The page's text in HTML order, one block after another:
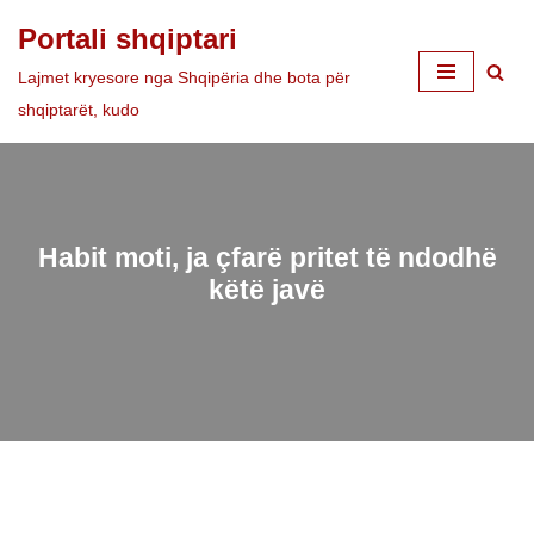
Skip
to
Portali shqiptari
Lajmet kryesore nga Shqipëria dhe bota për
shqiptarët, kudo
Habit moti, ja çfarë pritet të ndodhë
këtë javë